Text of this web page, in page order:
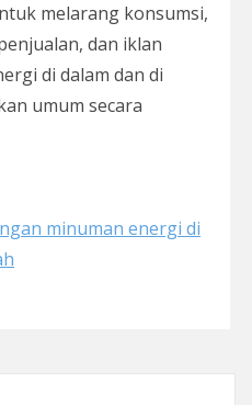
melarang konsumsi,
dan iklan
di dalam dan di
umum secara
minuman energi di